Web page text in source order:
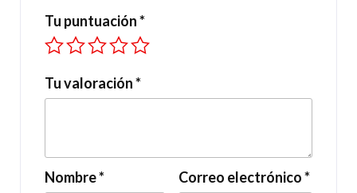
Tu puntuación*
Tu valoración*
Nombre* Correo electrónico*